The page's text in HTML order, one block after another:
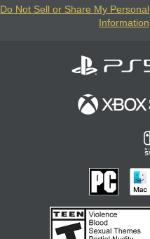
Do Not Sell or Share My Personal
Information